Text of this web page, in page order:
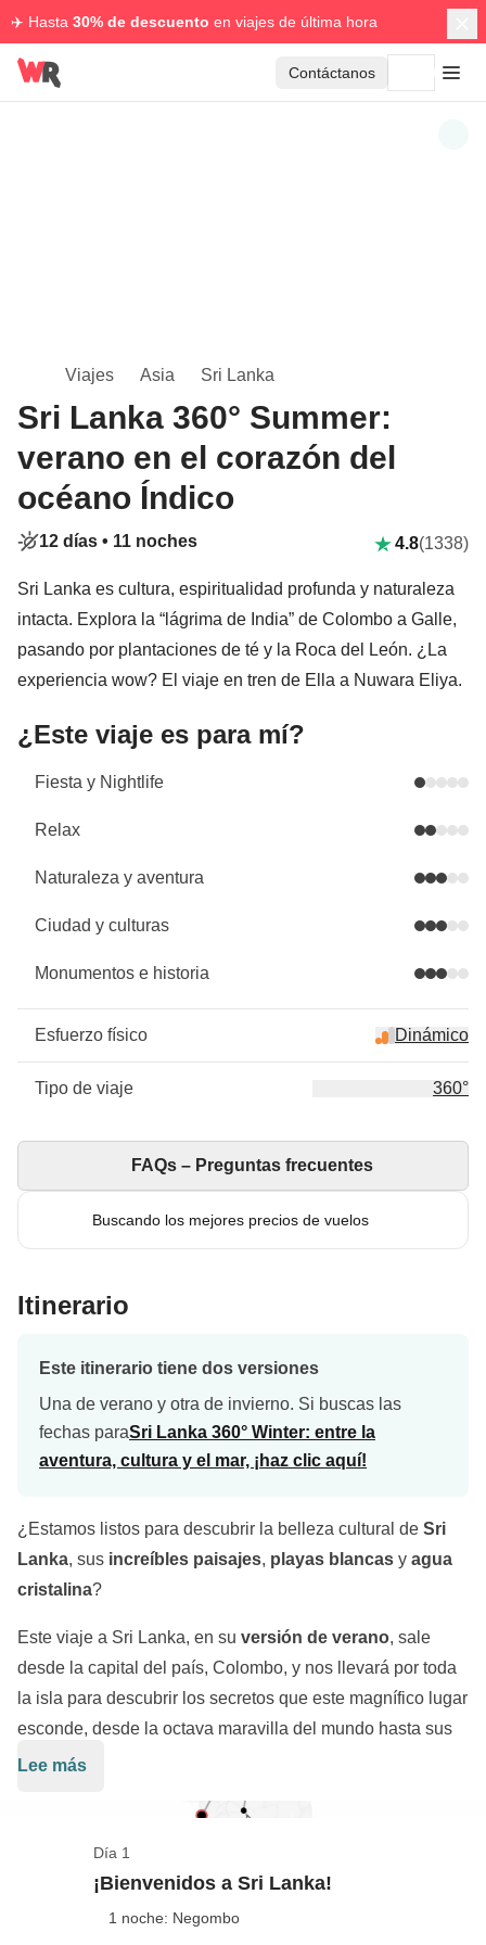
✈️ Hasta 30% de descuento en viajes de última hora
Contáctanos
Viajes Asia Sri Lanka
Sri Lanka 360° Summer:
verano en el corazón del
océano Índico
12 días • 11 noches 4.8(1338)
Sri Lanka es cultura, espiritualidad profunda y naturaleza
intacta. Explora la “lágrima de India” de Colombo a Galle,
pasando por plantaciones de té y la Roca del León. ¿La
experiencia wow? El viaje en tren de Ella a Nuwara Eliya.
¿Este viaje es para mí?
Fiesta y Nightlife
Relax
Naturaleza y aventura
Ciudad y culturas
Monumentos e historia
Esfuerzo físico Dinámico
Tipo de viaje 360°
Buscando los mejores precios de vuelos
FAQs – Preguntas frecuentes
Itinerario
Este itinerario tiene dos versiones
Una de verano y otra de invierno. Si buscas las
fechas paraSri Lanka 360° Winter: entre la
aventura, cultura y el mar, ¡haz clic aquí!
¿Estamos listos para descubrir la belleza cultural de Sri
Lanka, sus increíbles paisajes, playas blancas y agua
cristalina?
Este viaje a Sri Lanka, en su versión de verano, sale
desde la capital del país, Colombo, y nos llevará por toda
la isla para descubrir los secretos que este magnífico lugar
esconde, desde la octava maravilla del mundo hasta sus
maravillosas playas. Atravesaremos
preciosos yacimientos arqueológicos de
DambullaySigiriya
bajo el sol en los alrededores deTrincomalee
Un viaje inolvidable por la "lágrima de la India"
conmovedoras tradiciones religiosas. Será un viaje tan
único que querremos captar cada momento con nuestra
Lee más
Día 1
¡Bienvenidos a Sri Lanka!
1 noche: Negombo